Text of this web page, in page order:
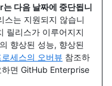
다음 날짜에 중단됩니
스는 지원되지 않습니
릴리스가 이루어지지
향상된 성능, 향상된
세스의 오버뷰 참조하
면 GitHub Enterprise